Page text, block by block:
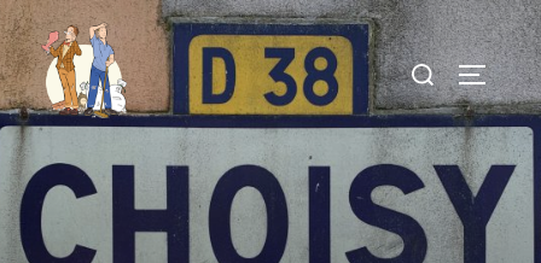
Aller
au
contenu
Rechercher :